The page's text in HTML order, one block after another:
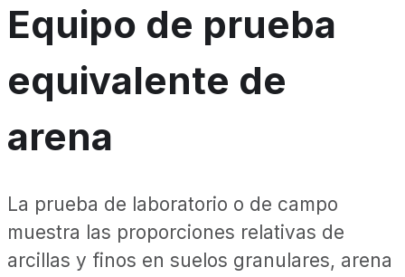
Equipo de prueba
equivalente de
arena
La prueba de laboratorio o de campo
muestra las proporciones relativas de
arcillas y finos en suelos granulares, arena